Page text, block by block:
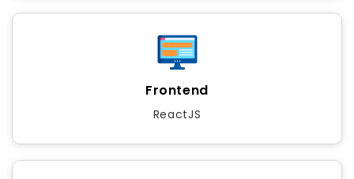
Frontend
ReactJS